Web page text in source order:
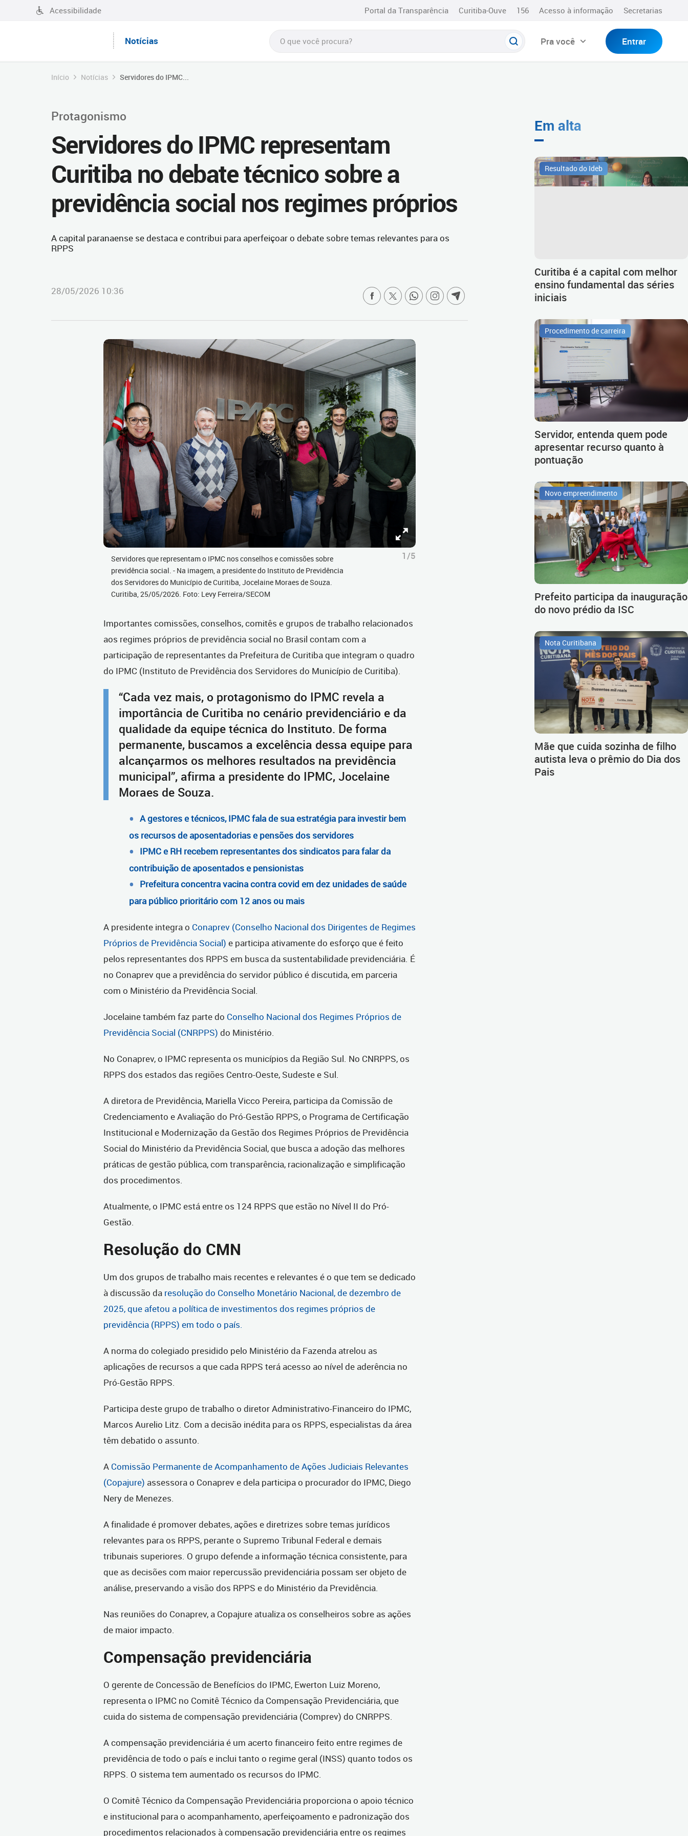
Acessibilidade Portal da Transparência Curitiba-Ouve 156 Acesso à informação Secretarias
Notícias Pra você Entrar
Início Notícias Servidores do IPMC...
Protagonismo
Servidores do IPMC representam
Curitiba no debate técnico sobre a
previdência social nos regimes próprios
A capital paranaense se destaca e contribui para aperfeiçoar o debate sobre temas relevantes para os
RPPS
28/05/2026 10:36
Servidores que representam o IPMC nos conselhos e comissões sobre
previdência social. - Na imagem, a presidente do Instituto de Previdência
dos Servidores do Município de Curitiba, Jocelaine Moraes de Souza.
Curitiba, 25/05/2026. Foto: Levy Ferreira/SECOM
1/5
Importantes comissões, conselhos, comitês e grupos de trabalho relacionados
aos regimes próprios de previdência social no Brasil contam com a
participação de representantes da Prefeitura de Curitiba que integram o quadro
do IPMC (Instituto de Previdência dos Servidores do Município de Curitiba).
“Cada vez mais, o protagonismo do IPMC revela a
importância de Curitiba no cenário previdenciário e da
qualidade da equipe técnica do Instituto. De forma
permanente, buscamos a excelência dessa equipe para
alcançarmos os melhores resultados na previdência
municipal”, afirma a presidente do IPMC, Jocelaine
Moraes de Souza.
A gestores e técnicos, IPMC fala de sua estratégia para investir bem
os recursos de aposentadorias e pensões dos servidores
IPMC e RH recebem representantes dos sindicatos para falar da
contribuição de aposentados e pensionistas
Prefeitura concentra vacina contra covid em dez unidades de saúde
para público prioritário com 12 anos ou mais
A presidente integra o Conaprev (Conselho Nacional dos Dirigentes de Regimes
Próprios de Previdência Social) e participa ativamente do esforço que é feito
pelos representantes dos RPPS em busca da sustentabilidade previdenciária. É
no Conaprev que a previdência do servidor público é discutida, em parceria
com o Ministério da Previdência Social.
Jocelaine também faz parte do Conselho Nacional dos Regimes Próprios de
Previdência Social (CNRPPS) do Ministério.
No Conaprev, o IPMC representa os municípios da Região Sul. No CNRPPS, os
RPPS dos estados das regiões Centro-Oeste, Sudeste e Sul.
A diretora de Previdência, Mariella Vicco Pereira, participa da Comissão de
Credenciamento e Avaliação do Pró-Gestão RPPS, o Programa de Certificação
Institucional e Modernização da Gestão dos Regimes Próprios de Previdência
Social do Ministério da Previdência Social, que busca a adoção das melhores
práticas de gestão pública, com transparência, racionalização e simplificação
dos procedimentos.
Atualmente, o IPMC está entre os 124 RPPS que estão no Nível II do Pró-
Gestão.
Resolução do CMN
Um dos grupos de trabalho mais recentes e relevantes é o que tem se dedicado
à discussão da resolução do Conselho Monetário Nacional, de dezembro de
2025, que afetou a política de investimentos dos regimes próprios de
previdência (RPPS) em todo o país.
A norma do colegiado presidido pelo Ministério da Fazenda atrelou as
aplicações de recursos a que cada RPPS terá acesso ao nível de aderência no
Pró-Gestão RPPS.
Participa deste grupo de trabalho o diretor Administrativo-Financeiro do IPMC,
Marcos Aurelio Litz. Com a decisão inédita para os RPPS, especialistas da área
têm debatido o assunto.
A Comissão Permanente de Acompanhamento de Ações Judiciais Relevantes
(Copajure) assessora o Conaprev e dela participa o procurador do IPMC, Diego
Nery de Menezes.
A finalidade é promover debates, ações e diretrizes sobre temas jurídicos
relevantes para os RPPS, perante o Supremo Tribunal Federal e demais
tribunais superiores. O grupo defende a informação técnica consistente, para
que as decisões com maior repercussão previdenciária possam ser objeto de
análise, preservando a visão dos RPPS e do Ministério da Previdência.
Nas reuniões do Conaprev, a Copajure atualiza os conselheiros sobre as ações
de maior impacto.
Compensação previdenciária
O gerente de Concessão de Benefícios do IPMC, Ewerton Luiz Moreno,
representa o IPMC no Comitê Técnico da Compensação Previdenciária, que
cuida do sistema de compensação previdenciária (Comprev) do CNRPPS.
A compensação previdenciária é um acerto financeiro feito entre regimes de
previdência de todo o país e inclui tanto o regime geral (INSS) quanto todos os
RPPS. O sistema tem aumentado os recursos do IPMC.
O Comitê Técnico da Compensação Previdenciária proporciona o apoio técnico
e institucional para o acompanhamento, aperfeiçoamento e padronização dos
procedimentos relacionados à compensação previdenciária entre os regimes
Em alta
Resultado do Ideb
Curitiba é a capital com melhor
ensino fundamental das séries
iniciais
Procedimento de carreira
Servidor, entenda quem pode
apresentar recurso quanto à
pontuação
Novo empreendimento
Prefeito participa da inauguração
do novo prédio da ISC
Nota Curitibana
Mãe que cuida sozinha de filho
autista leva o prêmio do Dia dos
Pais